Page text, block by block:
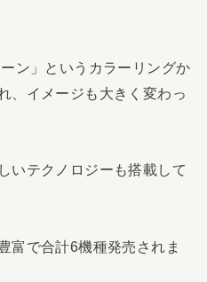
ン」というカラーリングか
、イメージも大きく変わっ
いテクノロジーも搭載して
富で合計6機種発売されま